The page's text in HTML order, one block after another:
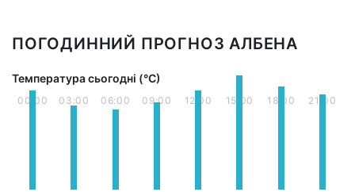
ПОГОДИННИЙ ПРОГНОЗ АЛБЕНА
Температура сьогодні (°С)
00:00 03:00 06:00 09:00 12:00 15:00 18:00 21:00